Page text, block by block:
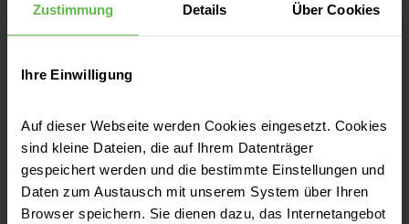
Zustimmung Details Über Cookies
Ihre Einwilligung
Auf dieser Webseite werden Cookies eingesetzt. Cookies
sind kleine Dateien, die auf Ihrem Datenträger
gespeichert werden und die bestimmte Einstellungen und
Daten zum Austausch mit unserem System über Ihren
Browser speichern. Sie dienen dazu, das Internetangebot
Sie finden uns an zwei Standorten in
Campus Barmen (Hauptstandort)
Campus Elberfeld (Herzzentrum, ENDO-
Klinik, Schlaflabor und Praxen)